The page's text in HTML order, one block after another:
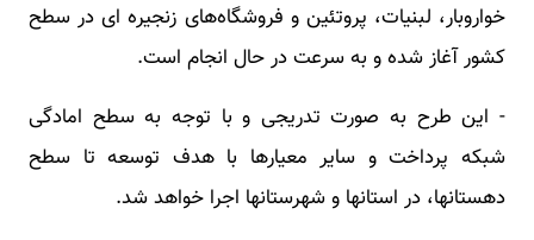
خواروبار، لبنیات، پروتئین و فروشگاه‌های زنجیره ای در سطح
کشور آغاز شده و به سرعت در حال انجام است.
- این طرح به صورت تدریجی و با توجه به سطح امادگی
شبکه پرداخت و سایر معیارها با هدف توسعه تا سطح
دهستانها، در استانها و شهرستانها اجرا خواهد شد.